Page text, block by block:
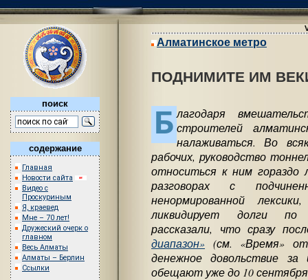
поиск
содержание
Главная
Новости сайта
Видео с
Проскуриным
Я, краевед
Мне – 70 лет!
Дружеский очерк о
главном
Весь Алматы
Алматы – Берлин
Ссылки
Алматинское метро
ПОДНИМИТЕ ИМ
Б лагодаря
строителей
налаживаться. Во
рабочих, руководство
относиться к ним гораздо
разговорах с
ненормированной
ликвидирует долги по
рассказали, что сразу
диапазон» (см. «Время»
денежное довольствие
обещают уже до 10